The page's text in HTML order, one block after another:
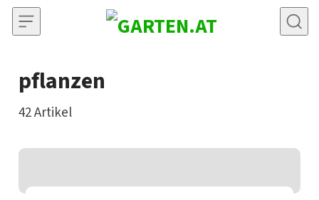
Skip to content
pflanzen
42Artikel